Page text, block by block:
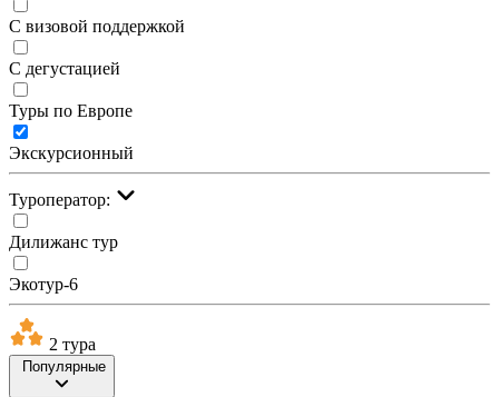
С визовой поддержкой
С дегустацией
Туры по Европе
Экскурсионный
Туроператор:
Дилижанс тур
Экотур-6
2 тура
Популярные